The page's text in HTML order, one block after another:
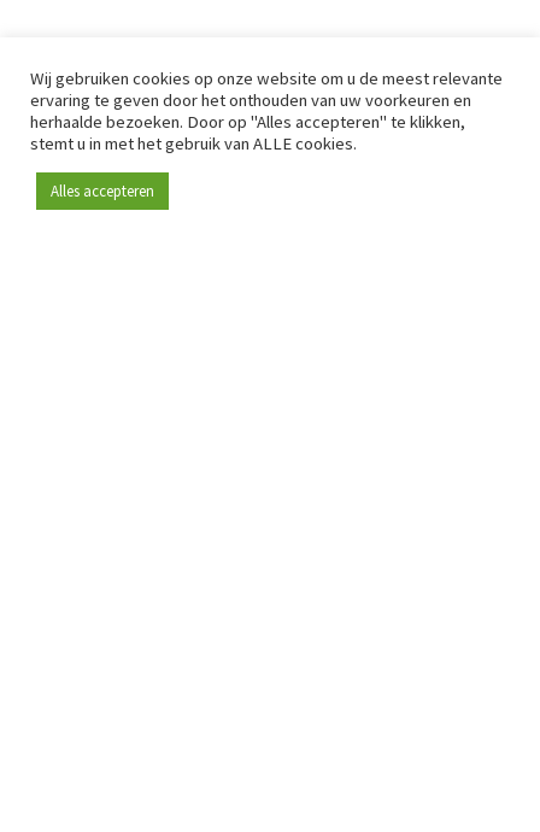
Wij gebruiken cookies op onze website om u de meest relevante
ervaring te geven door het onthouden van uw voorkeuren en
herhaalde bezoeken. Door op "Alles accepteren" te klikken,
stemt u in met het gebruik van ALLE cookies.
Alles accepteren